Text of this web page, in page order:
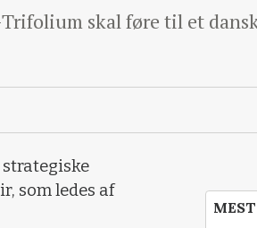
Trifolium skal føre til et
som ledes af